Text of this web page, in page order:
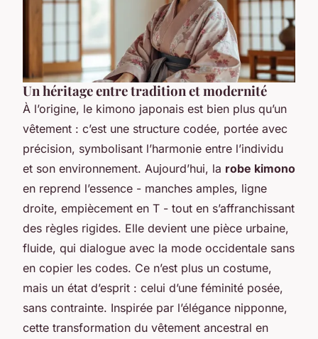
Un héritage entre tradition et modernité
À l’origine, le kimono japonais est bien plus qu’un
vêtement : c’est une structure codée, portée avec
précision, symbolisant l’harmonie entre l’individu
et son environnement. Aujourd’hui, la robe kimono
en reprend l’essence - manches amples, ligne
droite, empiècement en T - tout en s’affranchissant
des règles rigides. Elle devient une pièce urbaine,
fluide, qui dialogue avec la mode occidentale sans
en copier les codes. Ce n’est plus un costume,
mais un état d’esprit : celui d’une féminité posée,
sans contrainte. Inspirée par l’élégance nipponne,
cette transformation du vêtement ancestral en